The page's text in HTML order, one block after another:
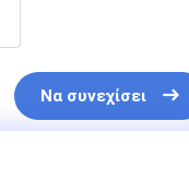
Να συνεχίσει